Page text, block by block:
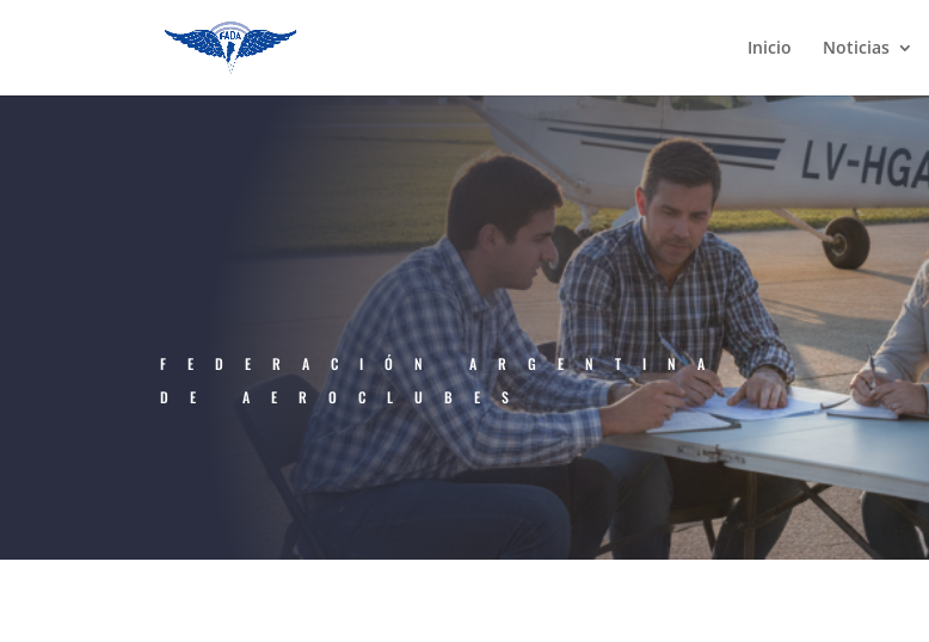
Inicio Noticias
FEDERACIÓN ARGENTINA
DE AEROCLUBES